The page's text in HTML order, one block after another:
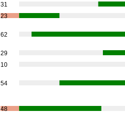
31
23
62
29
10
54
48